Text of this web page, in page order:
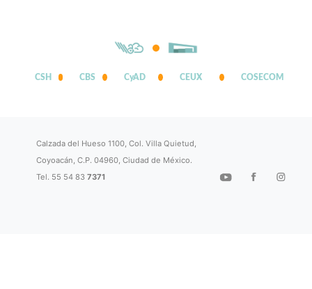
CSH CBS CyAD CEUX COSECOM
Calzada del Hueso 1100, Col. Villa Quietud,
Coyoacán, C.P. 04960, Ciudad de México.
Tel. 55 54 837371